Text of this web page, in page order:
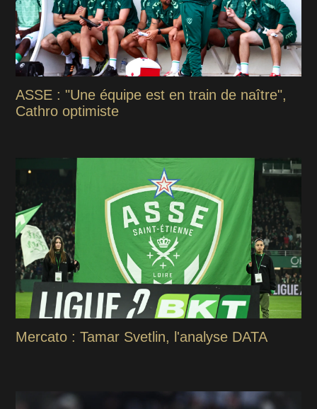
ASSE : "Une équipe est en train de naître",
Cathro optimiste
Mercato : Tamar Svetlin, l'analyse DATA